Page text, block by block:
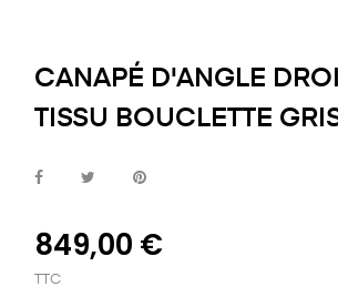
CANAPÉ D'ANGLE
TISSU BOUCLETTE
849,00 €
TTC